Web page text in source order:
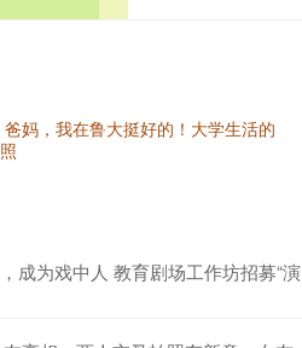
妈，我在鲁大挺好的！大学生活的
成为戏中人 教育剧场工作坊招募“演